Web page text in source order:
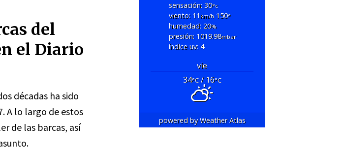
del
el Diario
décadas ha sido
A lo largo de estos
de las barcas, así
sensación: 30°c
viento: 11 km/h150°
humedad: 20%
presión: 1019.98mbar
índice uv: 4
vie
34°C/ 16°C
powered byWeather Atlas